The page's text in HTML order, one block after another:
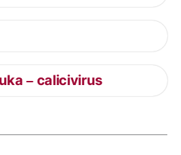
– calicivirus